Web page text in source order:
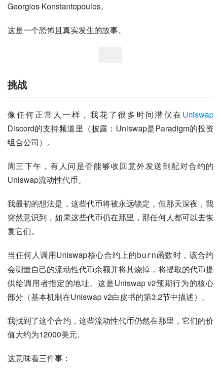
Georgios Konstantopoulos。
这是一个恐怖且真实发生的故事。
挑战
像任何正常人一样，我花了很多时间潜伏在 Uniswap
Discord的支持频道里（披露：Uniswap是Paradigm的投资
组合公司）。
周三下午，有人问是否能够收回意外发送到配对合约的
Uniswap流动性代币。
我最初的想法是，这些代币将被永远锁定，但那天深夜，我
突然意识到，如果这些代币仍在那里，那任何人都可以去恢
复它们。
当任何人调用Uniswap核心合约上的burn函数时，该合约
会测量自己的流动性代币余额并将其烧掉，将提取的代币提
供给调用者指定的地址。这是Uniswap v2预期行为的核心
部分（基本机制在Uniswap v2白皮书的第3.2节中描述）。
我找到了这个合约，这些流动性代币仍然在那里，它们的价
值大约为12000美元。
这意味着三件事：